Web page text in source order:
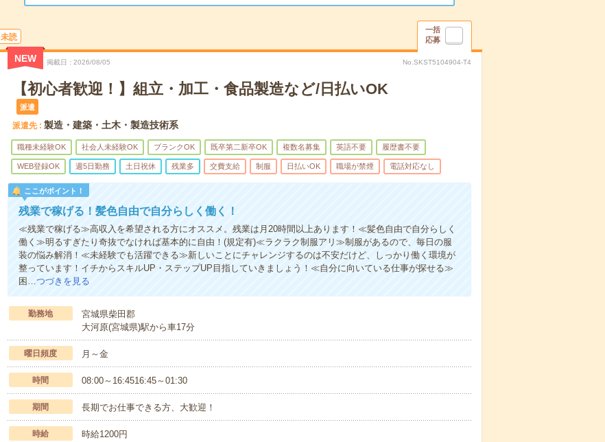
未読
一括
応募
NEW 掲載日 2026/08/05 No.SKST5104904-T4
【初心者歓迎！】組立・加工・食品製造など/日払いOK
派遣
派遣先 製造・建築・土木・製造技術系
職種未経験OK 社会人未経験OK ブランクOK 既卒第二新卒OK 複数名募集 英語不要 履歴書不要
WEB登録OK 週5日勤務 土日祝休 残業多 交費支給 制服 日払いOK 職場が禁煙 電話対応なし
ここがポイント！
残業で稼げる！髪色自由で自分らしく働く！
≪残業で稼げる≫高収入を希望される方にオススメ。残業は月20時間以上あります！≪髪色自由で自分らしく
働く≫明るすぎたり奇抜でなければ基本的に自由！(規定有)≪ラクラク制服アリ≫制服があるので、毎日の服
装の悩み解消！≪未経験でも活躍できる≫新しいことにチャレンジするのは不安だけど、しっかり働く環境が
整っています！イチからスキルUP・ステップUP目指していきましょう！≪自分に向いている仕事が探せる≫
困… つづきを見る
勤務地
宮城県柴田郡
大河原(宮城県)駅から車17分
曜日頻度 月～金
時間 08:00～16:4516:45～01:30
期間 長期でお仕事できる方、大歓迎！
時給 時給1200円